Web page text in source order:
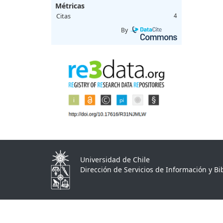
Métricas
Citas 4
By
Universidad de Chile
Dirección de Servicios de Información y